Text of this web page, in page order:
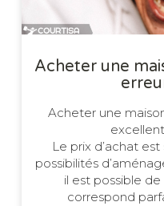
Acheter une
Acheter une
Le prix d’achat
possibilités
il est possible
correspond